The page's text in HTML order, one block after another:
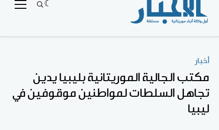
أخبار
مكتب الجالية الموريتانية بليبيا يدين
تجاهل السلطات لمواطنين موقوفين في
ليبيا